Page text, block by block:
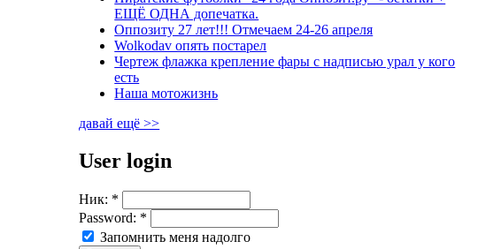
ЕЩЁ ОДНА допечатка.
Оппозиту 27 лет!!! Отмечаем 24-26 апреля
Wolkodav опять постарел
Чертеж флажка крепление фары с надписью урал у кого
есть
Наша мотожизнь
давай ещё >>
User login
Ник: *
Password: *
Запомнить меня надолго